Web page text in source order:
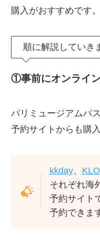
購入がおすすめです。
順に解説していき
①事前にオンライ
パリミュージアムパ
予約サイトからも購
kkday、
それぞれ海
予約サイト
予約できま